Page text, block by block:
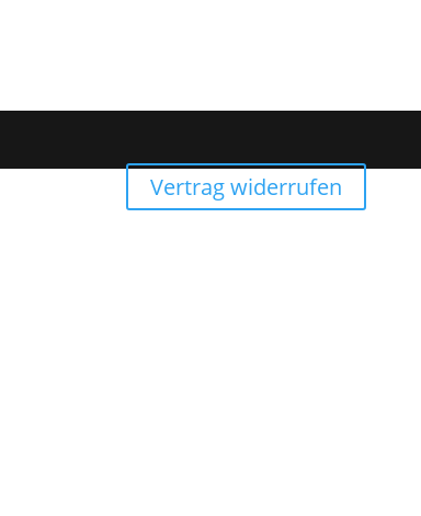
Vertrag widerrufen